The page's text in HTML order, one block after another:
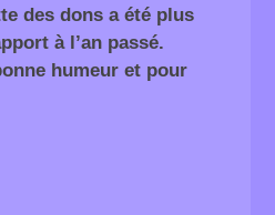
des dons a été plus
à l’an passé.
humeur et pour